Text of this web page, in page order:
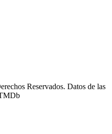
Reservados. Datos de las